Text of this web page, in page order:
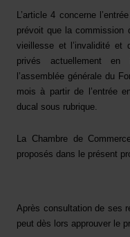
L’article 4 concerne
prévoit que la commission
vieillesse et l’invalidité et
privés actuellement en
l’assemblée générale du
mois à partir de l’entrée
ducal sous rubrique.
La Chambre de
proposés dans le présent
Après consultation de ses
peut dès lors approuver le